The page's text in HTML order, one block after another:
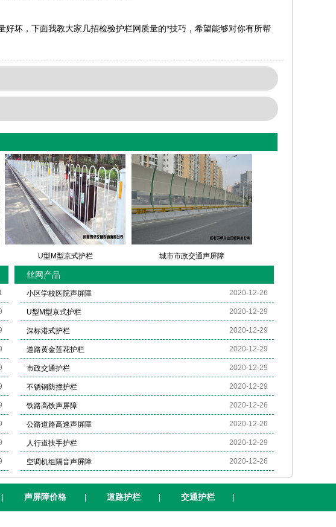
坏，下面我教大家几招检验护栏网质量的*技巧，希望能够对你有所帮
U型M型京式护栏 城市市政交通声屏障
丝网产品
2020-12-26
小区学校医院声屏障
2020-12-29
U型M型京式护栏
2020-12-29
深标港式护栏
2020-12-29
道路黄金莲花护栏
2020-12-29
市政交通护栏
2020-12-29
不锈钢防撞护栏
2020-12-26
铁路高铁声屏障
2020-12-26
公路道路高速声屏障
2020-12-29
人行道扶手护栏
2020-12-26
空调机组隔音声屏障
声屏障价格 道路护栏 交通护栏